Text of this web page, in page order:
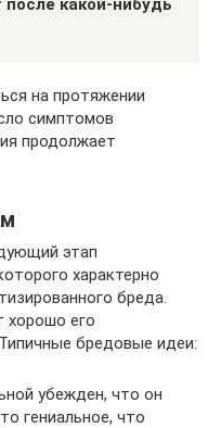
какой-нибудь
на протяжении
симптомов
продолжает
этап
характерно
бреда.
хорошо его
бредовые идеи:
убежден, что он
гениальное, что